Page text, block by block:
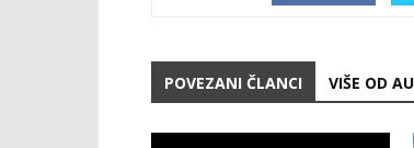
POVEZANI ČLANCI VIŠE OD